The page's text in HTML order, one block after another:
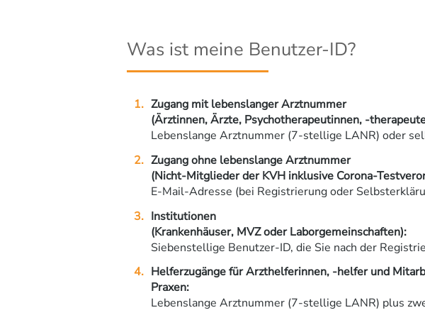
Was ist meine Benutzer-ID?
Zugang mit lebenslanger Arztnummer
(Ärztinnen, Ärzte, Psychotherapeutinnen, -
Lebenslange Arztnummer (7-stellige LANR) oder
Zugang ohne lebenslange Arztnummer
(Nicht-Mitglieder der KVH inklusive Corona-
E-Mail-Adresse (bei Registrierung oder
Institutionen
(Krankenhäuser, MVZ oder Laborgemeinschaften):
Siebenstellige Benutzer-ID, die Sie nach der
Helferzugänge für Arzthelferinnen, -helfer und
Praxen:
Lebenslange Arztnummer (7-stellige LANR) plus